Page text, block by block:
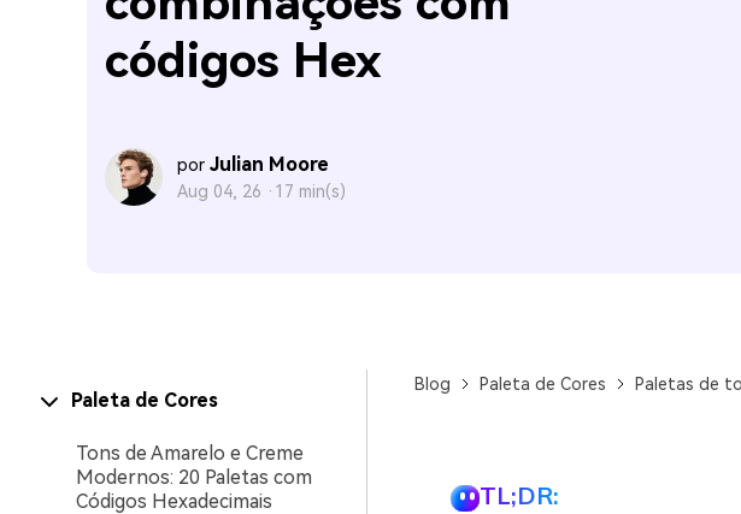
códigos Hex
por Julian Moore
Aug 04, 26 · 17 min(s)
Paleta de Cores
Tons de Amarelo e Creme
Modernos: 20 Paletas com
Códigos Hexadecimais
Blog Paleta de Cores Paletas de
TL;DR: